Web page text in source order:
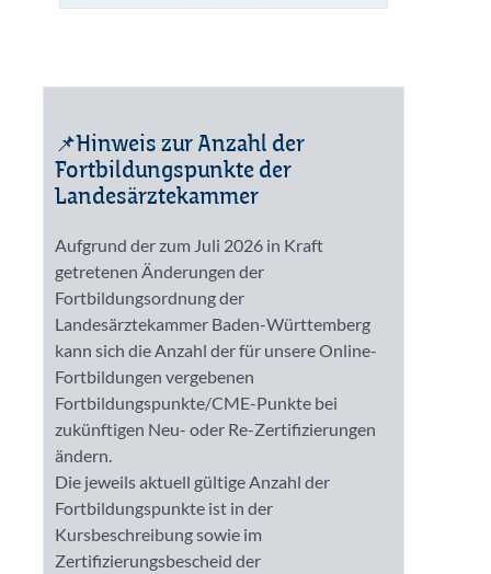
📌Hinweis zur Anzahl der
Fortbildungspunkte der
Landesärztekammer
Aufgrund der zum Juli 2026 in Kraft
getretenen Änderungen der
Fortbildungsordnung der
Landesärztekammer Baden-Württemberg
kann sich die Anzahl der für unsere Online-
Fortbildungen vergebenen
Fortbildungspunkte/CME-Punkte bei
zukünftigen Neu- oder Re-Zertifizierungen
ändern.
Die jeweils aktuell gültige Anzahl der
Fortbildungspunkte ist in der
Kursbeschreibung sowie im
Zertifizierungsbescheid der